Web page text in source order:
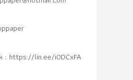
: https://lin.ee/i0DCxFA